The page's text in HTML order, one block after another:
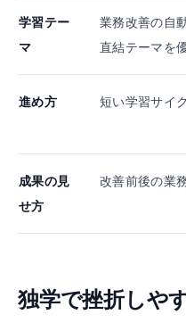
学習テー
マ
業務改善の自
直結テーマを
進め方 短い学習サイ
成果の見
せ方
改善前後の業
独学で挫折しや